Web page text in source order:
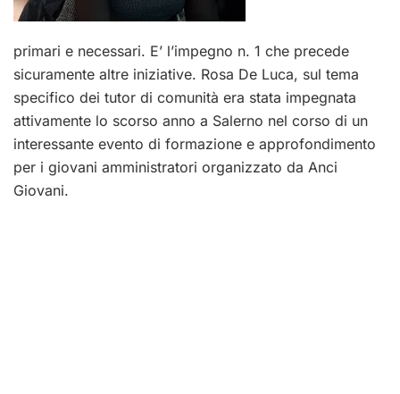
primari e necessari. E’ l’impegno n. 1 che precede
sicuramente altre iniziative. Rosa De Luca, sul tema
specifico dei tutor di comunità era stata impegnata
attivamente lo scorso anno a Salerno nel corso di un
interessante evento di formazione e approfondimento
per i giovani amministratori organizzato da Anci
Giovani.